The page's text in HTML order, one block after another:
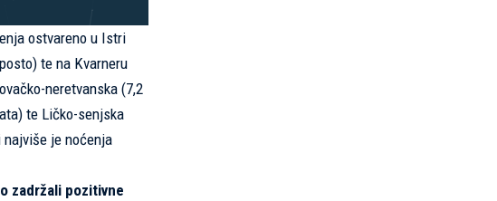
ostvareno u Istri
te na Kvarneru
neretvanska (7,2
te Ličko-senjska
je noćenja
zadržali pozitivne